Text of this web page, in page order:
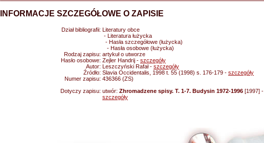
INFORMACJE SZCZEGÓŁOWE O ZAPISIE
Dział bibliografii: Literatury obce
- Literatura łużycka
- Hasła szczegółowe (łużycka)
- Hasła osobowe (łużycka)
Rodzaj zapisu: artykuł o utworze
Hasło osobowe: Zejler Handrij - szczegóły
Autor: Leszczyński Rafał - szczegóły
Źródło: Slavia Occidentalis, 1998 t. 55 (1998) s. 176-179 - szczegóły
Numer zapisu: 436366 (ZS)
Dotyczy zapisu: utwór: Zhromadzene spisy. T. 1-7. Budysin 1972-1996 [1997] -
szczegóły